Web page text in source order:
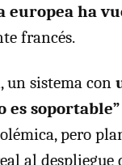
europea ha
francés.
un sistema con
es soportable”
pero
al despliegue